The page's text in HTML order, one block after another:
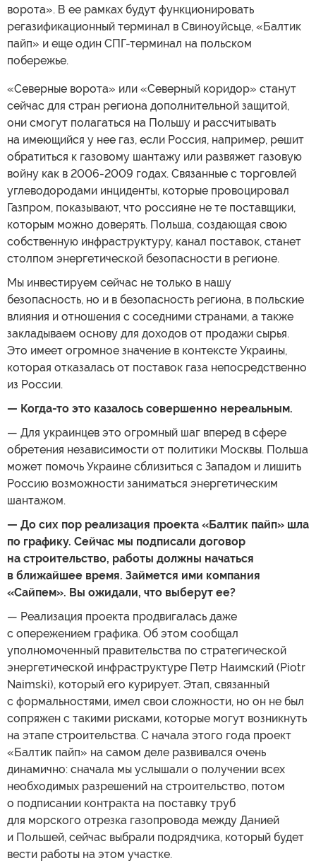
ворота». В ее рамках будут функционировать
регазификационный терминал в Свиноуйсьце, «Балтик
пайп» и еще один СПГ-терминал на польском
побережье.
«Северные ворота» или «Северный коридор» станут
сейчас для стран региона дополнительной защитой,
они смогут полагаться на Польшу и рассчитывать
на имеющийся у нее газ, если Россия, например, решит
обратиться к газовому шантажу или развяжет газовую
войну как в 2006-2009 годах. Связанные с торговлей
углеводородами инциденты, которые провоцировал
Газпром, показывают, что россияне не те поставщики,
которым можно доверять. Польша, создающая свою
собственную инфраструктуру, канал поставок, станет
столпом энергетической безопасности в регионе.
Мы инвестируем сейчас не только в нашу
безопасность, но и в безопасность региона, в польские
влияния и отношения с соседними странами, а также
закладываем основу для доходов от продажи сырья.
Это имеет огромное значение в контексте Украины,
которая отказалась от поставок газа непосредственно
из России.
— Когда-то это казалось совершенно нереальным.
— Для украинцев это огромный шаг вперед в сфере
обретения независимости от политики Москвы. Польша
может помочь Украине сблизиться с Западом и лишить
Россию возможности заниматься энергетическим
шантажом.
— До сих пор реализация проекта «Балтик пайп» шла
по графику. Сейчас мы подписали договор
на строительство, работы должны начаться
в ближайшее время. Займется ими компания
«Сайпем». Вы ожидали, что выберут ее?
— Реализация проекта продвигалась даже
с опережением графика. Об этом сообщал
уполномоченный правительства по стратегической
энергетической инфраструктуре Петр Наимский (Piotr
Naimski), который его курирует. Этап, связанный
с формальностями, имел свои сложности, но он не был
сопряжен с такими рисками, которые могут возникнуть
на этапе строительства. С начала этого года проект
«Балтик пайп» на самом деле развивался очень
динамично: сначала мы услышали о получении всех
необходимых разрешений на строительство, потом
о подписании контракта на поставку труб
для морского отрезка газопровода между Данией
и Польшей, сейчас выбрали подрядчика, который будет
вести работы на этом участке.